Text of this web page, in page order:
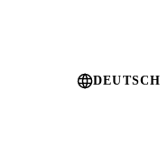
DEUTSCH